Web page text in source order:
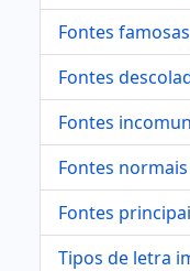
Fontes famosas
Fontes
Fontes
Fontes normais
Fontes
Tipos de letra